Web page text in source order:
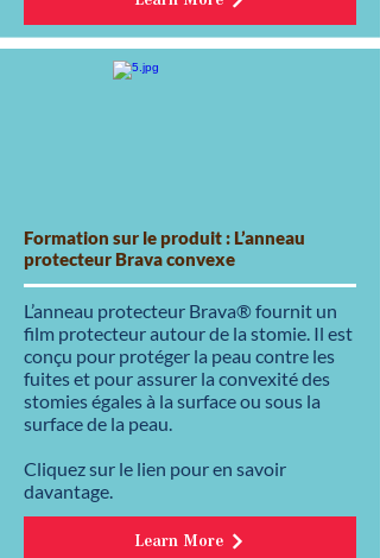
Formation sur le produit : L’anneau
protecteur Brava convexe
L’anneau protecteur Brava® fournit un
film protecteur autour de la stomie. Il est
conçu pour protéger la peau contre les
fuites et pour assurer la convexité des
stomies égales à la surface ou sous la
surface de la peau.
Cliquez sur le lien pour en savoir
davantage.
Learn More